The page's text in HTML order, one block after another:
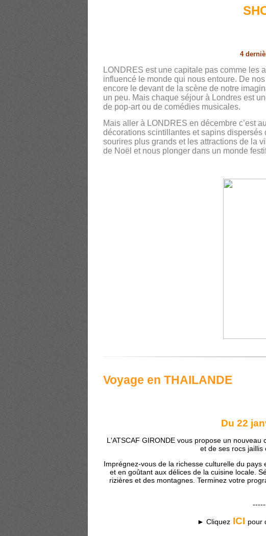
4
LONDRES est une capitale pas comme les
influencé le monde qui nous entoure. De
encore le devant de la scène de notre
un peu. Mais chaque séjour à Londres est
de pop-art ou de comédies musicales.
Mais aller à LONDRES en décembre c’est
décorations scintillantes et sapins
sourires plus grands et les attractions de la
de Noël et nous plonger dans un monde
Voyage en THAILANDE
Du 22
L'ATSCAF GIRONDE vous propose un
et de ses rocs jaillis
Imprégnez-vous de la richesse culturelle du pays
et en goûtant aux délices de la cuisine locale.
rizières et des montagnes. Terminez votre
► Cliquez ICI pour